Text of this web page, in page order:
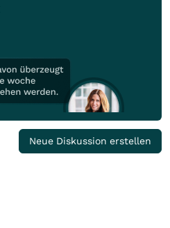
Neue Diskussion erstellen